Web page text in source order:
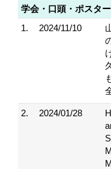
学会・口頭・ポスタ
1.
2024/11/10
2. 2024/01/28